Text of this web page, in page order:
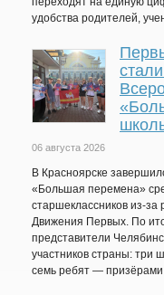
удобства родителей,
06 августа 2026
В Красноярске
«Большая перемена»
старшеклассников из-
Движения Первых. По
представители
участников страны: три
семь ребят — призёрами